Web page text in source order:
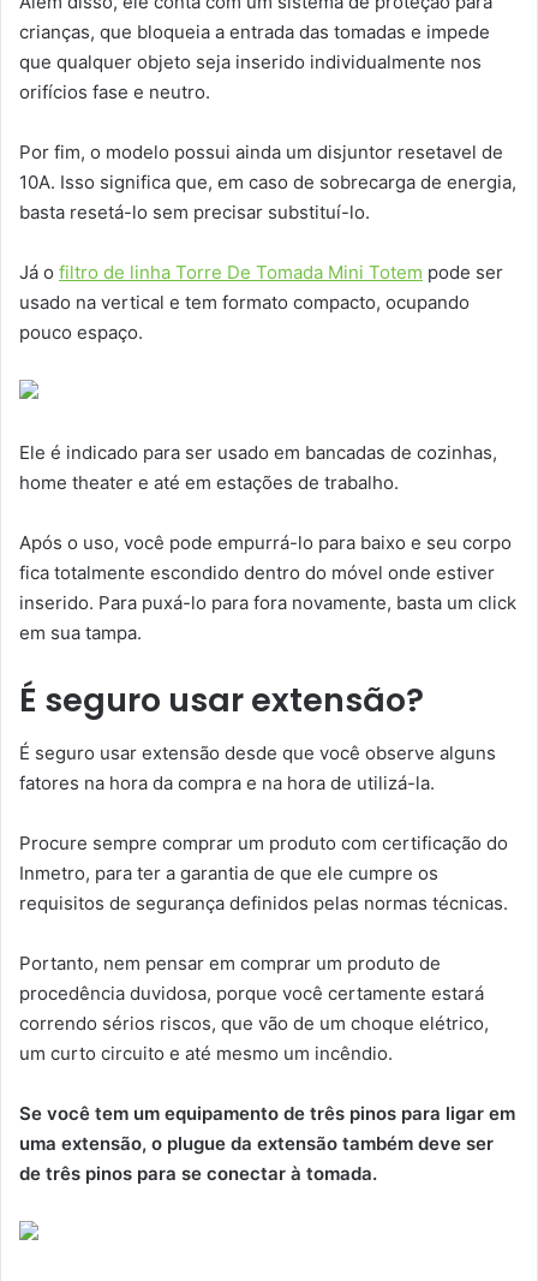
crianças, que bloqueia a entrada das tomadas e impede
que qualquer objeto seja inserido individualmente nos
orifícios fase e neutro.
Por fim, o modelo possui ainda um disjuntor resetavel de
10A. Isso significa que, em caso de sobrecarga de energia,
basta resetá-lo sem precisar substituí-lo.
Já o filtro de linha Torre De Tomada Mini Totem pode ser
usado na vertical e tem formato compacto, ocupando
pouco espaço.
Ele é indicado para ser usado em bancadas de cozinhas,
home theater e até em estações de trabalho.
Após o uso, você pode empurrá-lo para baixo e seu corpo
fica totalmente escondido dentro do móvel onde estiver
inserido. Para puxá-lo para fora novamente, basta um click
em sua tampa.
É seguro usar extensão?
É seguro usar extensão desde que você observe alguns
fatores na hora da compra e na hora de utilizá-la.
Procure sempre comprar um produto com certificação do
Inmetro, para ter a garantia de que ele cumpre os
requisitos de segurança definidos pelas normas técnicas.
Portanto, nem pensar em comprar um produto de
procedência duvidosa, porque você certamente estará
correndo sérios riscos, que vão de um choque elétrico,
um curto circuito e até mesmo um incêndio.
Se você tem um equipamento de três pinos para ligar em
uma extensão, o plugue da extensão também deve ser
de três pinos para se conectar à tomada.